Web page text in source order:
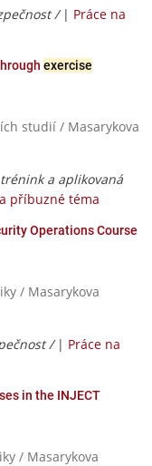
/ | Práce na
exercise
studií / Masarykova
a aplikovaná
příbuzné téma
Operations Course
/ Masarykova
/ | Práce na
in the INJECT
/ Masarykova